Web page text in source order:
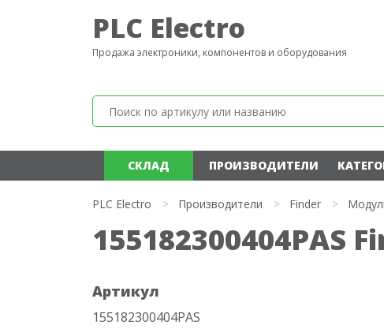
PLC Electro
Продажа электроники, компонентов и оборудования
СКЛАД ПРОИЗВОДИТЕЛИ
PLC Electro > Производители > Finder >
155182300404PAS
Артикул
155182300404PAS